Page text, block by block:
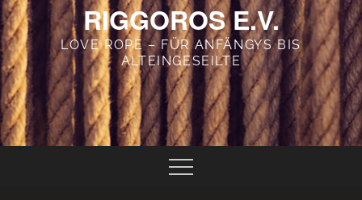
RIGGOROS E.V.
LOVE ROPE – FÜR ANFÄNGYS BIS
ALTEINGESEILTE